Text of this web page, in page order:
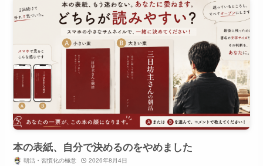
本の表紙、自分で決めるのをやめました
朝活・習慣化の極意 2026年8月4日